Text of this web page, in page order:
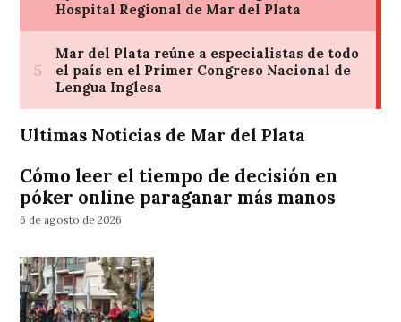
Ultimas Noticias de Mar del Plata
Cómo leer el tiempo de decisión en
póker online paraganar más manos
6 de agosto de 2026